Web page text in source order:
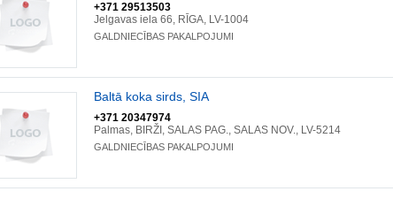
+371 29513503
Jelgavas iela 66, RĪGA, LV-1004
GALDNIECĪBAS PAKALPOJUMI
Baltā koka sirds, SIA
+371 20347974
Palmas, BIRŽI, SALAS PAG., SALAS NOV., LV-5214
GALDNIECĪBAS PAKALPOJUMI